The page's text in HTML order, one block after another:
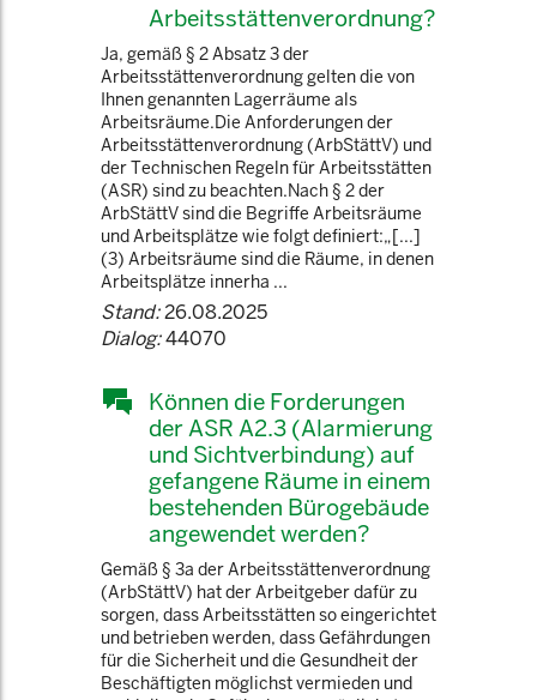
Arbeitsstättenverordnung?
Ja, gemäß § 2 Absatz 3 der
Arbeitsstättenverordnung gelten die von
Ihnen genannten Lagerräume als
Arbeitsräume.Die Anforderungen der
Arbeitsstättenverordnung (ArbStättV) und
der Technischen Regeln für Arbeitsstätten
(ASR) sind zu beachten.Nach § 2 der
ArbStättV sind die Begriffe Arbeitsräume
und Arbeitsplätze wie folgt definiert:„[...]
(3) Arbeitsräume sind die Räume, in denen
Arbeitsplätze innerha ...
Stand:26.08.2025
Dialog:44070
Können die Forderungen
der ASR A2.3 (Alarmierung
und Sichtverbindung) auf
gefangene Räume in einem
bestehenden Bürogebäude
angewendet werden?
Gemäß § 3a der Arbeitsstättenverordnung
(ArbStättV) hat der Arbeitgeber dafür zu
sorgen, dass Arbeitsstätten so eingerichtet
und betrieben werden, dass Gefährdungen
für die Sicherheit und die Gesundheit der
Beschäftigten möglichst vermieden und